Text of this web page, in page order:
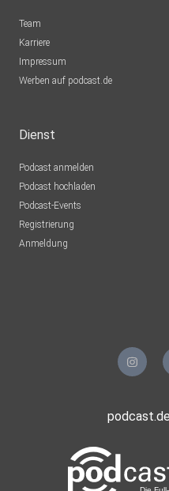
Team
Karriere
Impressum
Werben auf podcast.de
Dienst
Podcast anmelden
Podcast hochladen
Podcast-Events
Registrierung
Anmeldung